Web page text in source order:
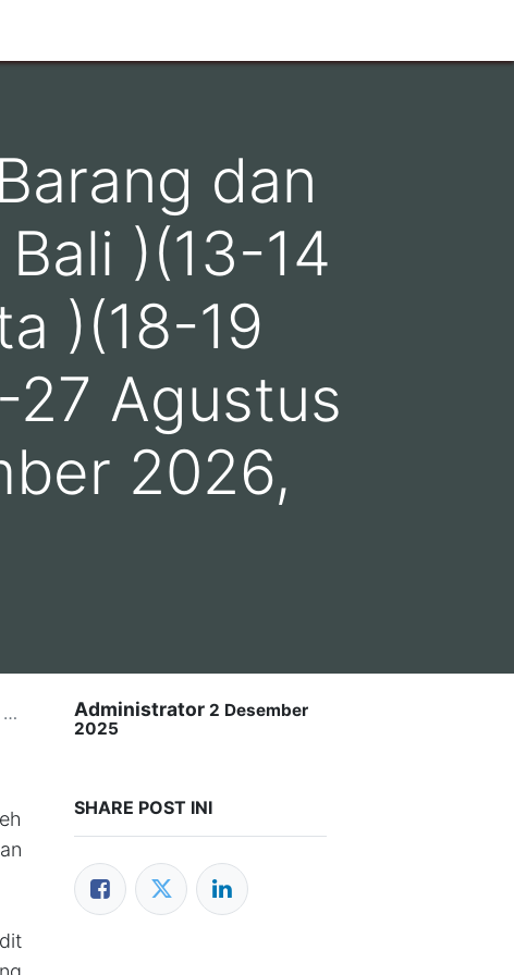
dan
)(13-14
)(18-19
Agustus
2026,
Administrator 2 Desember
2025
SHARE POST INI